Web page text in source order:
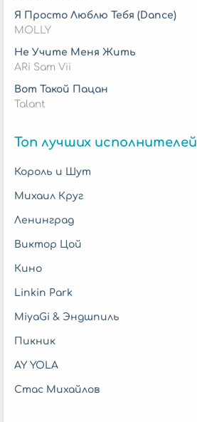
Я Просто Люблю Тебя (Dance)
MOLLY
Не Учите Меня Жить
ARi Sam Vii
Вот Такой Пацан
Talant
Топ лучших исполнителей
Король и Шут
Михаил Круг
Ленинград
Виктор Цой
Кино
Linkin Park
MiyaGi & Эндшпиль
Пикник
AY YOLA
Стас Михайлов